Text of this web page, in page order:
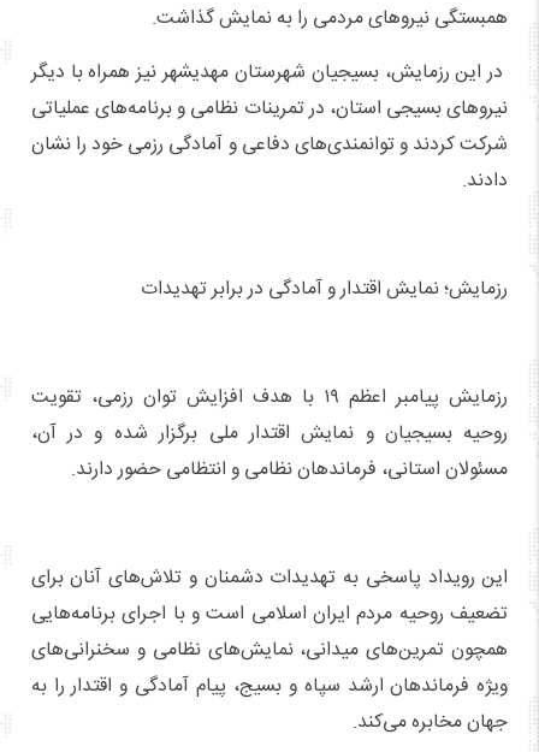
همبستگی نیروهای مردمی را به نمایش گذاشت.
در این رزمایش، بسیجیان شهرستان مهدیشهر نیز همراه با دیگر
نیروهای بسیجی استان، در تمرینات نظامی و برنامه‌های عملیاتی
شرکت کردند و توانمندی‌های دفاعی و آمادگی رزمی خود را نشان
دادند.
رزمایش؛ نمایش اقتدار و آمادگی در برابر تهدیدات
رزمایش پیامبر اعظم ۱۹ با هدف افزایش توان رزمی، تقویت
روحیه بسیجیان و نمایش اقتدار ملی برگزار شده و در آن،
مسئولان استانی، فرماندهان نظامی و انتظامی حضور دارند.
این رویداد پاسخی به تهدیدات دشمنان و تلاش‌های آنان برای
تضعیف روحیه مردم ایران اسلامی است و با اجرای برنامه‌هایی
همچون تمرین‌های میدانی، نمایش‌های نظامی و سخنرانی‌های
ویژه فرماندهان ارشد سپاه و بسیج، پیام آمادگی و اقتدار را به
جهان مخابره می‌کند.